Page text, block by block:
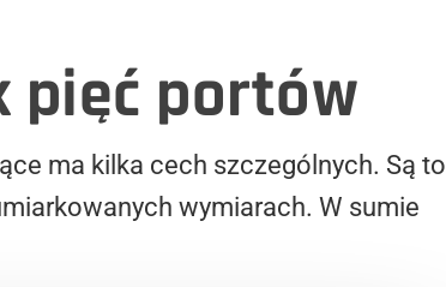
pięć portów
ma kilka cech szczególnych. Są to
wymiarach. W sumie